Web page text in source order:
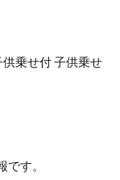
乗せ付 子供乗せ
す。